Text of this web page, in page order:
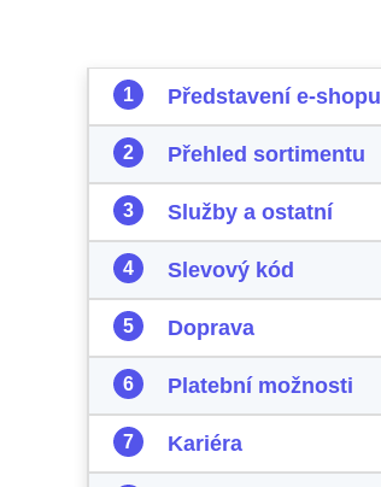
Představení e-shopu
Přehled sortimentu
Služby a ostatní
Slevový kód
Doprava
Platební možnosti
Kariéra